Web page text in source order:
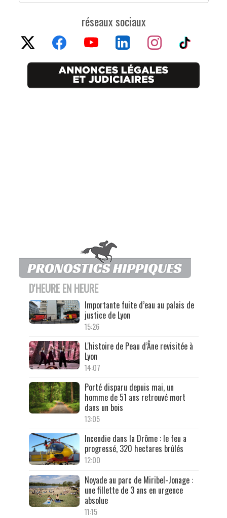
réseaux sociaux
D'HEURE EN HEURE
Importante fuite d’eau au palais de
justice de Lyon
15:26
L'histoire de Peau d’Âne revisitée à
Lyon
14:07
Porté disparu depuis mai, un
homme de 51 ans retrouvé mort
dans un bois
13:05
Incendie dans la Drôme : le feu a
progressé, 320 hectares brûlés
12:00
Noyade au parc de Miribel-Jonage :
une fillette de 3 ans en urgence
absolue
11:15